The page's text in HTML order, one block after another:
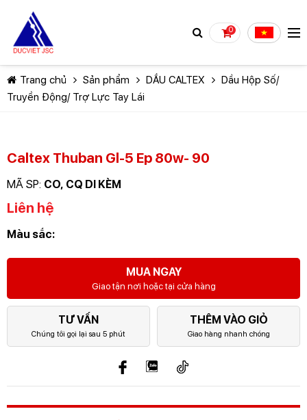
0
TIẾP TỤC MUA HÀNG
Trang chủ Sản phẩm DẦU CALTEX
Dầu Hộp Số/
Truyền Động/ Trợ Lực Tay Lái
Caltex Thuban Gl-5 Ep 80w- 90
MÃ SP: CO, CQ DI KÈM
Liên hệ
Màu sắc:
MUA NGAY
Giao tận nơi hoặc tại cửa hàng
TƯ VẤN
Chúng tôi gọi lại sau 5 phút
THÊM VÀO GIỎ
Giao hàng nhanh chóng